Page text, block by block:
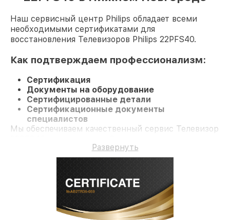
Наш сервисный центр Philips обладает всеми
необходимыми сертификатами для
восстановления Телевизоров Philips 22PFS40.
Как подтверждаем профессионализм:
Сертификация
Документы на оборудование
Сертифицированные детали
Сертификационные документы
специалистов
Мы обеспечиваем качественный сервис Телевизор
Развернуть